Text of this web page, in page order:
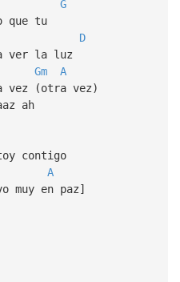
G
que tu
D
ver la luz
Gm
A
vez (otra vez)
ah
contigo
A
muy en paz]